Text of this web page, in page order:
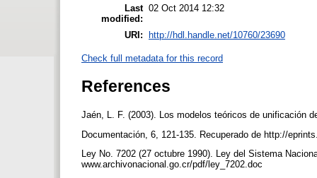
Last
modified:
02 Oct 2014 12:32
URI: http://hdl.handle.net/10760/23690
Check full metadata for this record
References
Jaén, L. F. (2003). Los modelos teóricos de unificación
Documentación, 6, 121-135. Recuperado de http://
Ley No. 7202 (27 octubre 1990). Ley del Sistema
www.archivonacional.go.cr/pdf/ley_7202.doc